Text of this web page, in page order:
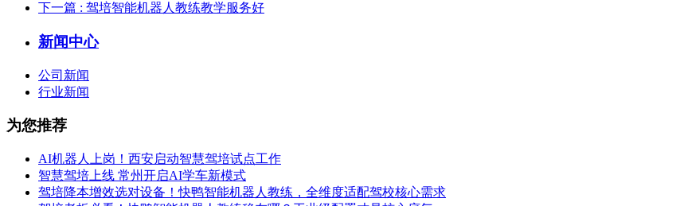
下一篇 : 驾培智能机器人教练教学服务好
新闻中心
公司新闻
行业新闻
为您推荐
AI机器人上岗！西安启动智慧驾培试点工作
智慧驾培上线 常州开启AI学车新模式
驾培降本增效选对设备！快鸭智能机器人教练，全维度适配驾校核心需求